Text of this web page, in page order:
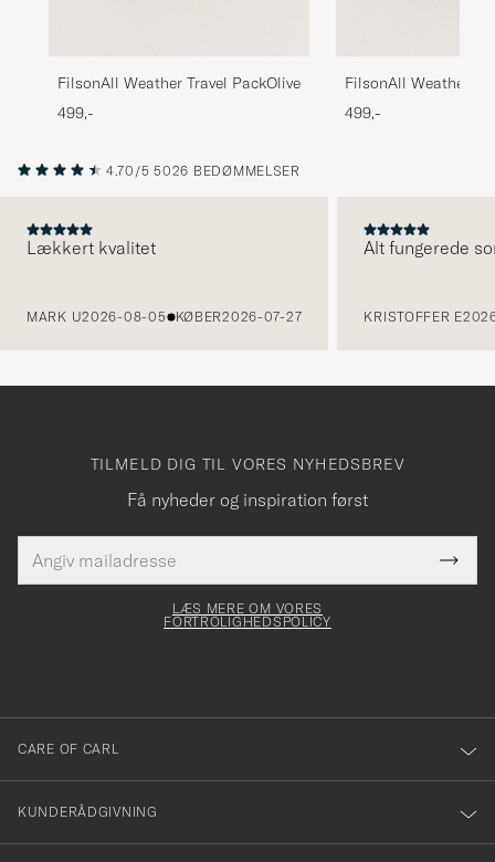
FilsonAll Weather Travel PackOlive
499,-
FilsonAll Weather
PackBlack
499,-
4.70/5 5026 BEDØMMELSER
Lækkert kvalitet
MARK U2026-08-05 KØBER2026-07-27
Alt fungerede
KRISTOFFER E
TILMELD DIG TIL VORES NYHEDSBREV
Få nyheder og inspiration først
mailadresse
skal
Tack
för
dig
till
vårt
nyhetsbrev!
LÆS MERE OM VORES
FORTROLIGHEDSPOLICY
CARE OF CARL
KUNDERÅDGIVNING